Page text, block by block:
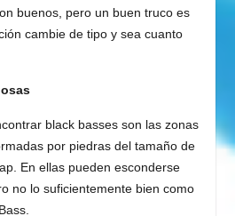
buenos, pero un buen truco es
cambie de tipo y sea cuanto
black basses son las zonas
por piedras del tamaño de
En ellas pueden esconderse
no lo suficientemente bien como